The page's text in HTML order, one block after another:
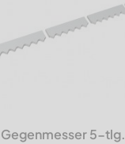
Gegenmesser 5-tlg.